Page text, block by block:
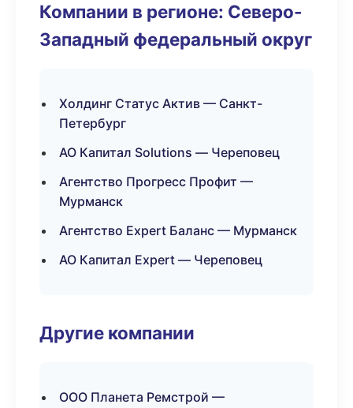
Компании в регионе: Северо-
Западный федеральный округ
Холдинг Статус Актив — Санкт-
Петербург
АО Капитал Solutions — Череповец
Агентство Прогресс Профит —
Мурманск
Агентство Expert Баланс — Мурманск
АО Капитал Expert — Череповец
Другие компании
ООО Планета Ремстрой —